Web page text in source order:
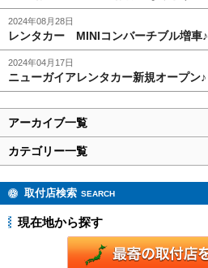
2024年08月28日
レンタカー MINIコンバーチブル増車♪
2024年04月17日
ニューガイアレンタカー新規オープン♪
アーカイブ一覧
カテゴリー一覧
取付店検索 SEARCH
現在地から探す